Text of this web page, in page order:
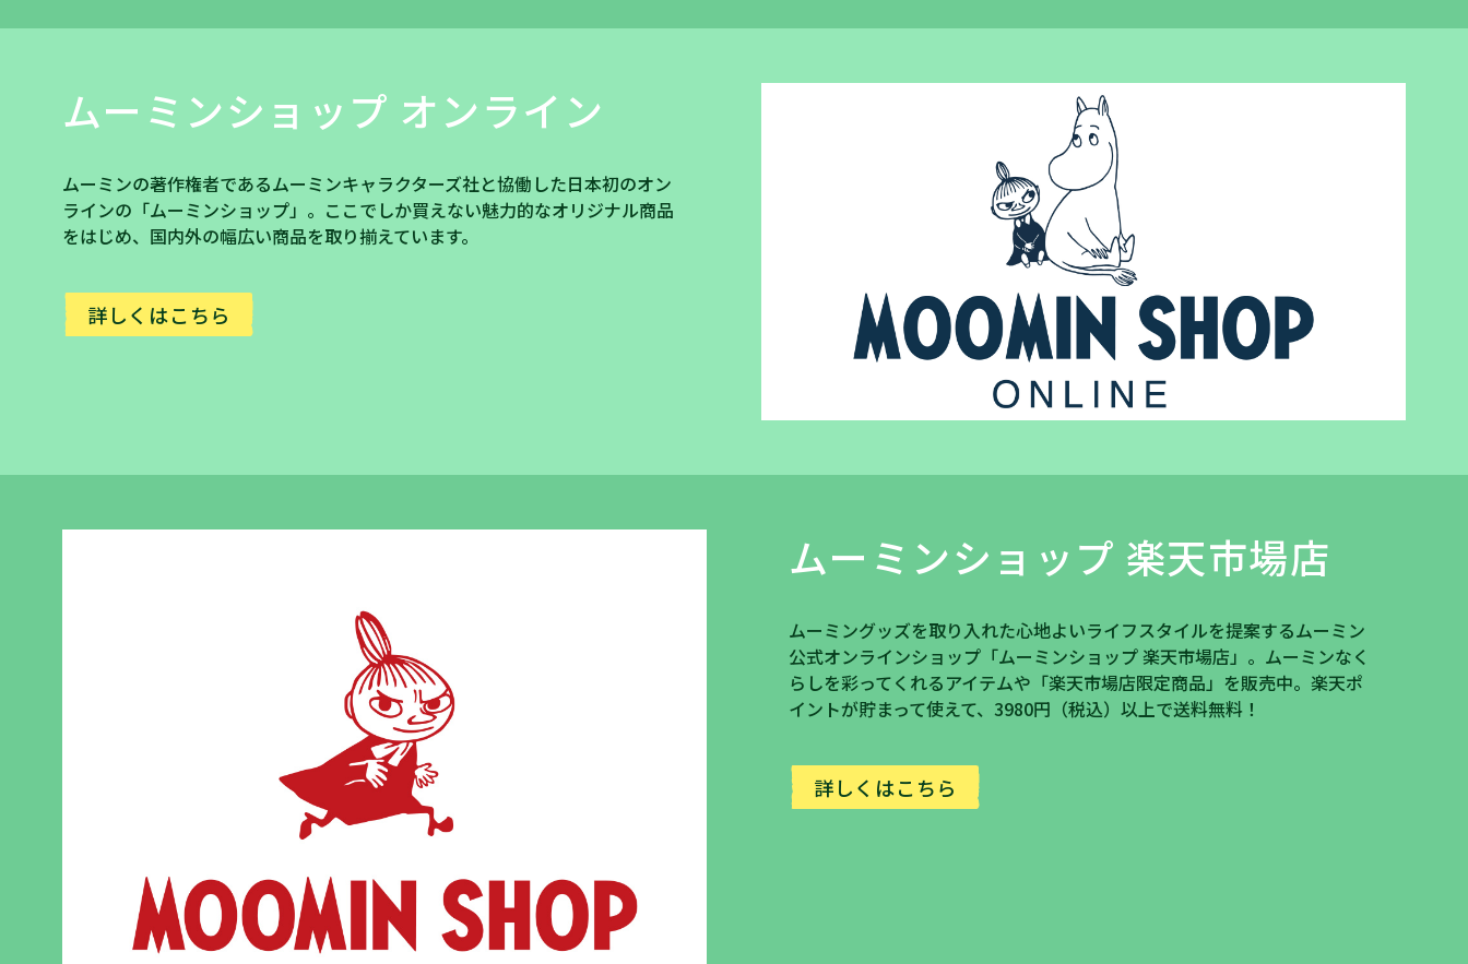
ムーミンショップ オンライン
ムーミンの著作権者であるムーミンキャラクターズ社と協働した日本初のオン
ラインの「ムーミンショップ」。ここでしか買えない魅力的なオリジナル商品
をはじめ、国内外の幅広い商品を取り揃えています。
詳しくはこちら
ムーミンショップ 楽天市場店
ムーミングッズを取り入れた心地よいライフスタイルを提案するムーミン
公式オンラインショップ「ムーミンショップ 楽天市場店」。ムーミンなく
らしを彩ってくれるアイテムや「楽天市場店限定商品」を販売中。楽天ポ
イントが貯まって使えて、3980円（税込）以上で送料無料！
詳しくはこちら